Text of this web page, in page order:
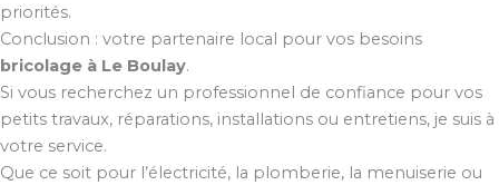
priorités.
Conclusion : votre partenaire local pour vos besoins
bricolage à Le Boulay.
Si vous recherchez un professionnel de confiance pour vos
petits travaux, réparations, installations ou entretiens, je suis à
votre service.
Que ce soit pour l’électricité, la plomberie, la menuiserie ou